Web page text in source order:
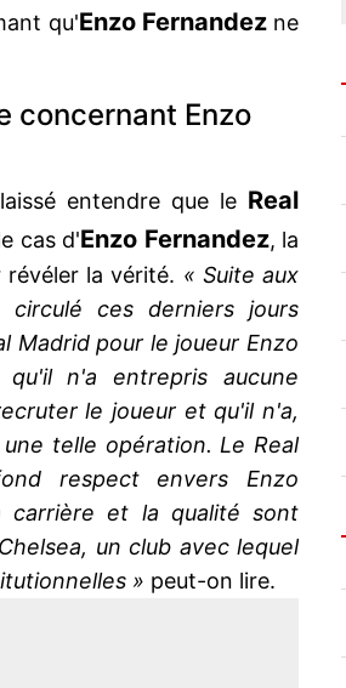
qu'Enzo Fernandezne
concernant Enzo
entendre que le Real
cas d'Enzo Fernandez, la
la vérité. « Suite aux
ces derniers jours
Madrid pour le joueur Enzo
n'a entrepris aucune
le joueur et qu'il n'a,
telle opération. Le Real
respect envers Enzo
carrière et la qualité sont
un club avec lequel
» peut-on lire.